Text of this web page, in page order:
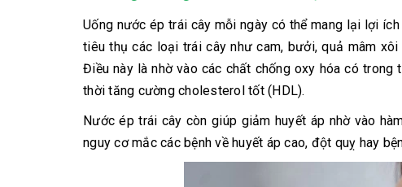
Uống nước ép trái cây mỗi ngày có thể mang lại lợi
tiêu thụ các loại trái cây như cam, bưởi, quả mâm
Điều này là nhờ vào các chất chống oxy hóa có
thời tăng cường cholesterol tốt (HDL).
Nước ép trái cây còn giúp giảm huyết áp nhờ vào
nguy cơ mắc các bệnh về huyết áp cao, đột quỵ hay